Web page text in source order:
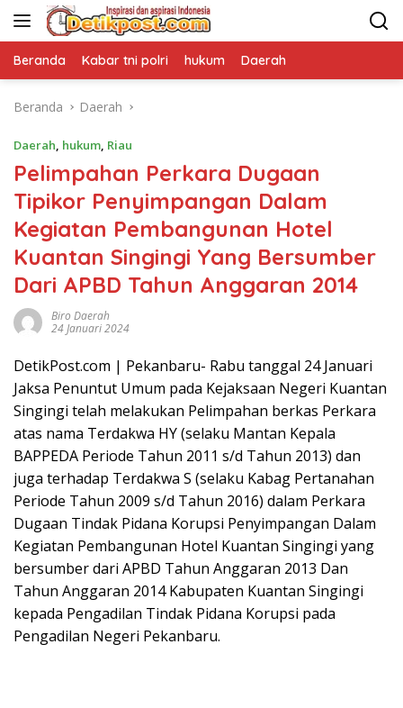
Langsung
Beranda Kabar tni polri hukum Daerah
Beranda Daerah
Daerah, hukum, Riau
Pelimpahan Perkara Dugaan
Tipikor Penyimpangan Dalam
Kegiatan Pembangunan Hotel
Kuantan Singingi Yang Bersumber
Dari APBD Tahun Anggaran 2014
Biro Daerah
24 Januari 2024
DetikPost.com | Pekanbaru- Rabu tanggal 24 Januari
Jaksa Penuntut Umum pada Kejaksaan Negeri Kuantan
Singingi telah melakukan Pelimpahan berkas Perkara
atas nama Terdakwa HY (selaku Mantan Kepala
BAPPEDA Periode Tahun 2011 s/d Tahun 2013) dan
juga terhadap Terdakwa S (selaku Kabag Pertanahan
Periode Tahun 2009 s/d Tahun 2016) dalam Perkara
Dugaan Tindak Pidana Korupsi Penyimpangan Dalam
Kegiatan Pembangunan Hotel Kuantan Singingi yang
bersumber dari APBD Tahun Anggaran 2013 Dan
Tahun Anggaran 2014 Kabupaten Kuantan Singingi
kepada Pengadilan Tindak Pidana Korupsi pada
Pengadilan Negeri Pekanbaru.